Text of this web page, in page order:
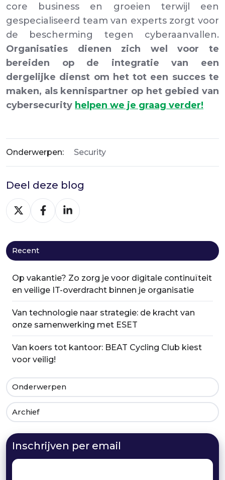
core business en groeien terwijl een
gespecialiseerd team van experts zorgt voor
de bescherming tegen cyberaanvallen.
Organisaties dienen zich wel voor te
bereiden op de integratie van een
dergelijke dienst om het tot een succes te
maken, als kennispartner op het gebied van
cybersecurity helpen we je graag verder!
Onderwerpen: Security
Deel deze blog
Deel
via
Deel
via
Deel
via
Recent
Op vakantie? Zo zorg je voor digitale continuïteit
en veilige IT-overdracht binnen je organisatie
Van technologie naar strategie: de kracht van
onze samenwerking met ESET
Van koers tot kantoor: BEAT Cycling Club kiest
voor veilig!
Onderwerpen
Archief
Inschrijven per email
Email